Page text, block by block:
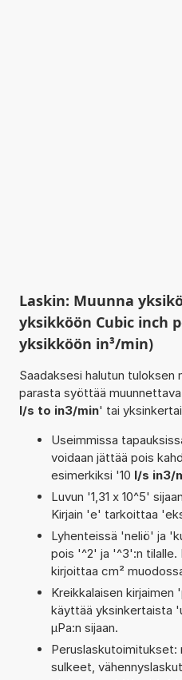
Laskin: Muunna
yksikköön Cubic inch
yksikköön in³/min)
Saadaksesi halutun tuloksen
parasta syöttää
l/s to in3/min' tai
Useimmissa
voidaan jättää pois
esimerkiksi '10 l/s in3/
Luvun '1,31 x 10^5'
Kirjain 'e' tarkoittaa
Lyhenteissä 'neliö' ja
pois '^2' ja '^3':n tilalle.
kirjoittaa cm²
Kreikkalaisen
käyttää yksinkertaista
µPa:n sijaan.
Peruslaskutoimitukset:
sulkeet,